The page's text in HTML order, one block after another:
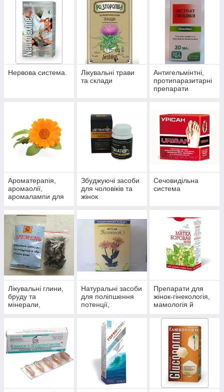
Нервова система.
Лікувальні трави
та склади
Антигельмінтні,
протипаразитарні
препарати
Ароматерапія,
аромаолії,
аромалампи для
Збуджуючі засоби
для чоловіків та
жінок
Сечовидільна
система
Лікувальні глини,
бруду та
мінерали,
концентрати для
прийняття ванн.
Натуральні засоби
для поліпшення
потенції,
чоловічого
здоров'я
Препарати для
жінок-гінекологія,
мамологія й
захист